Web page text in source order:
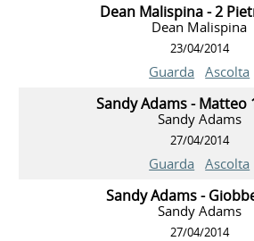
Dean Malispina - 2
Dean Malispina
23/04/2014
Guarda Ascolta
Sandy Adams - Matteo
Sandy Adams
27/04/2014
Guarda Ascolta
Sandy Adams -
Sandy Adams
27/04/2014